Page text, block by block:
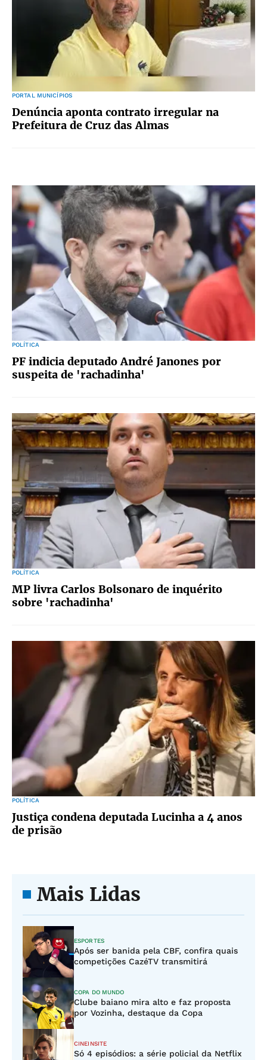
PORTAL MUNICÍPIOS
Denúncia aponta contrato irregular na
Prefeitura de Cruz das Almas
POLÍTICA
PF indicia deputado André Janones por
suspeita de 'rachadinha'
POLÍTICA
MP livra Carlos Bolsonaro de inquérito
sobre 'rachadinha'
POLÍTICA
Justiça condena deputada Lucinha a 4 anos
de prisão
Mais Lidas
ESPORTES
Após ser banida pela CBF, confira quais
competições CazéTV transmitirá
COPA DO MUNDO
Clube baiano mira alto e faz proposta
por Vozinha, destaque da Copa
CINEINSITE
Só 4 episódios: a série policial da Netflix